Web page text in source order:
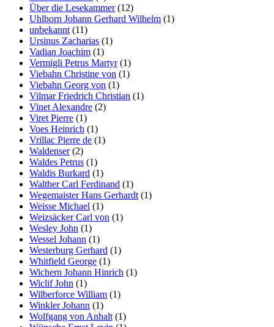
Über die Lesekammer(12)
Uhlhorn Johann Gerhard Wilhelm (1)
unbekannt (11)
Ursinus Zacharias (1)
Vadian Joachim (1)
Vermigli Petrus Martyr(1)
Viebahn Christine von (1)
Viebahn Georg von (1)
Vilmar Friedrich Christian (1)
Vinet Alexandre (2)
Viret Pierre (1)
Voes Heinrich (1)
Vrillac Pierre de (1)
Waldenser(2)
Waldes Petrus (1)
Waldis Burkard (1)
Walther Carl Ferdinand (1)
Wegemaister Hans Gerhardt (1)
Weisse Michael (1)
Weizsäcker Carl von (1)
Wesley John (1)
Wessel Johann (1)
Westerburg Gerhard (1)
Whitfield George (1)
Wichern Johann Hinrich (1)
Wiclif John (1)
Wilberforce William (1)
Winkler Johann (1)
Wolfgang von Anhalt (1)